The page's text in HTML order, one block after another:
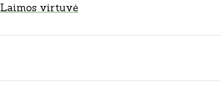
Laimos virtuvė